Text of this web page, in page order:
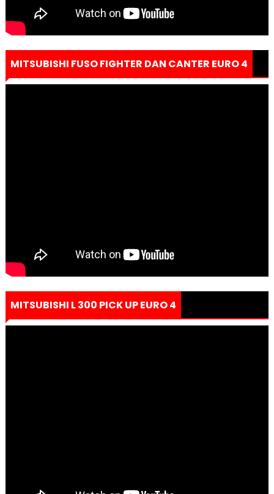
MITSUBISHI FUSO FIGHTER DAN CANTER EURO 4
MITSUBISHI L 300 PICK UP EURO 4